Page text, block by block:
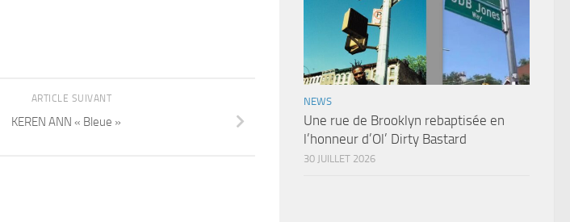
ARTICLE SUIVANT
KEREN ANN « Bleue »
NEWS
Une rue de Brooklyn rebaptisée en
l’honneur d’Ol’ Dirty Bastard
30 JUILLET 2026